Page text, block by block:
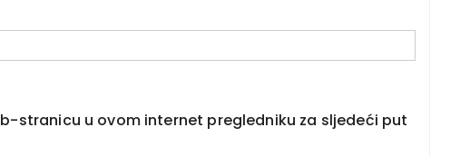
stranicu u ovom internet pregledniku za sljedeći put